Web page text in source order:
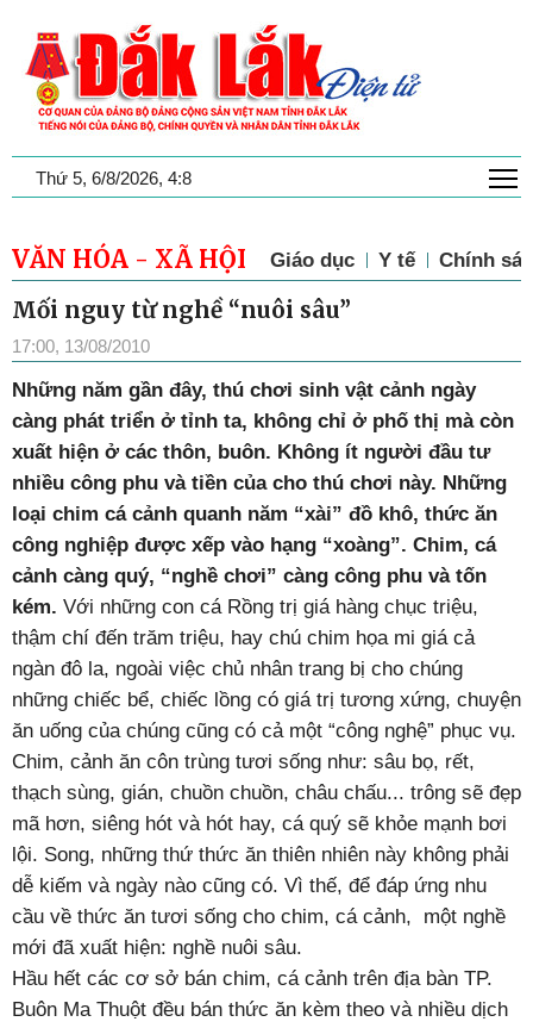
Thứ 5, 6/8/2026, 4:8
VĂN HÓA - XÃ HỘI Giáo dục Y tế Chính
Mối nguy từ nghề “nuôi sâu”
17:00, 13/08/2010
Những năm gần đây, thú chơi sinh vật cảnh ngày
càng phát triển ở tỉnh ta, không chỉ ở phố thị mà còn
xuất hiện ở các thôn, buôn. Không ít người đầu tư
nhiều công phu và tiền của cho thú chơi này. Những
loại chim cá cảnh quanh năm “xài” đồ khô, thức ăn
công nghiệp được xếp vào hạng “xoàng”. Chim, cá
cảnh càng quý, “nghề chơi” càng công phu và tốn
kém. Với những con cá Rồng trị giá hàng chục triệu,
thậm chí đến trăm triệu, hay chú chim họa mi giá cả
ngàn đô la, ngoài việc chủ nhân trang bị cho chúng
những chiếc bể, chiếc lồng có giá trị tương xứng, chuyện
ăn uống của chúng cũng có cả một “công nghệ” phục vụ.
Chim, cảnh ăn côn trùng tươi sống như: sâu bọ, rết,
thạch sùng, gián, chuồn chuồn, châu chấu... trông sẽ đẹp
mã hơn, siêng hót và hót hay, cá quý sẽ khỏe mạnh bơi
lội. Song, những thứ thức ăn thiên nhiên này không phải
dễ kiếm và ngày nào cũng có. Vì thế, để đáp ứng nhu
cầu về thức ăn tươi sống cho chim, cá cảnh, một nghề
mới đã xuất hiện: nghề nuôi sâu.
Hầu hết các cơ sở bán chim, cá cảnh trên địa bàn TP.
Buôn Ma Thuột đều bán thức ăn kèm theo và nhiều dịch